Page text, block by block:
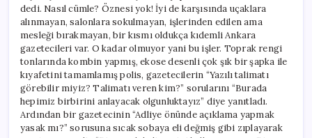
dedi. Nasıl cümle? Öznesi yok! İyi de karşısında uçaklara
alınmayan, salonlara sokulmayan, işlerinden edilen ama
mesleği bırakmayan, bir kısmı oldukça kıdemli Ankara
gazetecileri var. O kadar olmuyor yani bu işler. Toprak rengi
tonlarında kombin yapmış, ekose desenli çok şık bir şapka ile
kıyafetini tamamlamış polis, gazetecilerin “Yazılı talimatı
görebilir miyiz? Talimatı veren kim?” sorularını “Burada
hepimiz birbirini anlayacak olgunluktayız” diye yanıtladı.
Ardından bir gazetecinin “Adliye önünde açıklama yapmak
yasak mı?” sorusuna sıcak sobaya eli değmiş gibi zıplayarak